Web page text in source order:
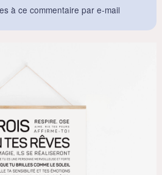
à ce commentaire par e-mail